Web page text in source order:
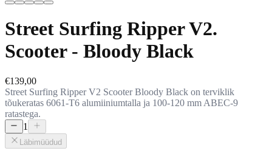
Street Surfing Ripper V2.
Scooter - Bloody Black
€139,00
Street Surfing Ripper V2 Scooter Bloody Black on terviklik
tõukeratas 6061-T6 alumiiniumtalla ja 100-120 mm ABEC-9
ratastega.
1
Läbimüüdud